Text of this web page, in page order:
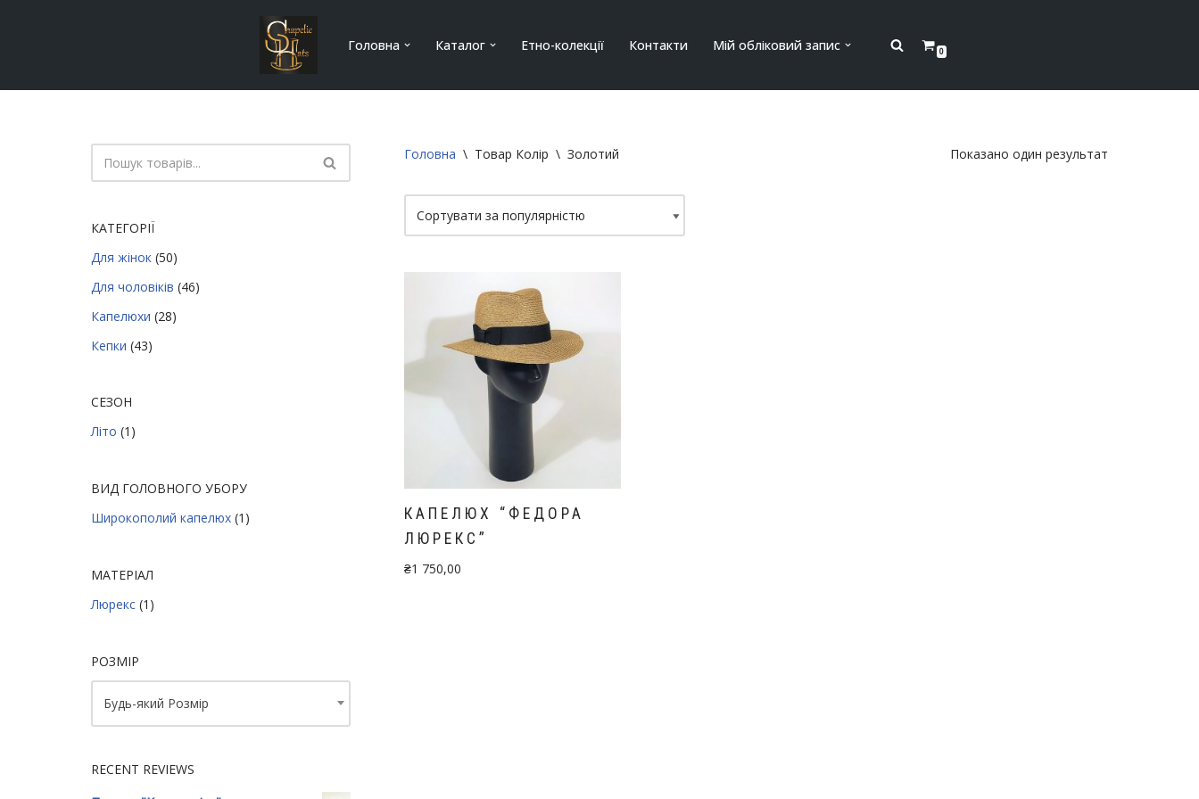
вмісту
Головна Каталог Етно-колекції Контакти Мій обліковий запис 0
КАТЕГОРІЇ
Для жінок (50)
Для чоловіків (46)
Капелюхи (28)
Кепки (43)
СЕЗОН
Літо (1)
ВИД ГОЛОВНОГО УБОРУ
Широкополий капелюх (1)
МАТЕРІАЛ
Люрекс (1)
РОЗМІР
Будь-який Розмір
RECENT REVIEWS
Головна \ Товар Колір \ Золотий Показано один результат
КАПЕЛЮХ “ФЕДОРА
ЛЮРЕКС”
₴1 750,00